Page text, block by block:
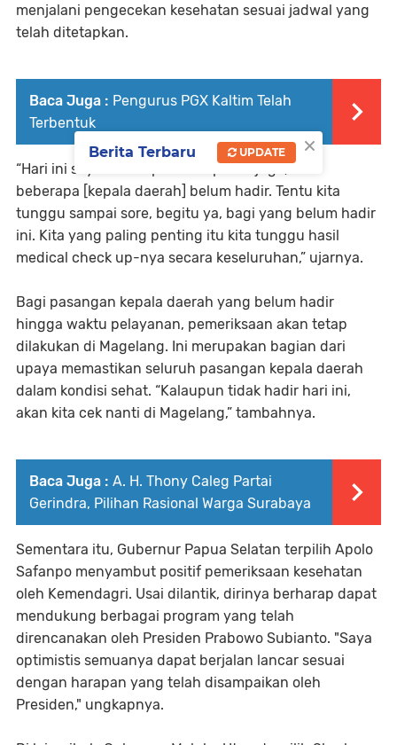
menjalani pengecekan kesehatan sesuai jadwal yang
telah ditetapkan.
Baca Juga : Pengurus PGX Kaltim Telah
Terbentuk
“Hari ini saya mendapatkan laporan juga, ada
beberapa [kepala daerah] belum hadir. Tentu kita
tunggu sampai sore, begitu ya, bagi yang belum hadir
ini. Kita yang paling penting itu kita tunggu hasil
medical check up-nya secara keseluruhan,” ujarnya.
Bagi pasangan kepala daerah yang belum hadir
hingga waktu pelayanan, pemeriksaan akan tetap
dilakukan di Magelang. Ini merupakan bagian dari
upaya memastikan seluruh pasangan kepala daerah
dalam kondisi sehat. “Kalaupun tidak hadir hari ini,
akan kita cek nanti di Magelang,” tambahnya.
Baca Juga : A. H. Thony Caleg Partai
Gerindra, Pilihan Rasional Warga Surabaya
Sementara itu, Gubernur Papua Selatan terpilih Apolo
Safanpo menyambut positif pemeriksaan kesehatan
oleh Kemendagri. Usai dilantik, dirinya berharap dapat
mendukung berbagai program yang telah
direncanakan oleh Presiden Prabowo Subianto. "Saya
optimistis semuanya dapat berjalan lancar sesuai
dengan harapan yang telah disampaikan oleh
Presiden," ungkapnya.
×
Berita Terbaru UPDATE